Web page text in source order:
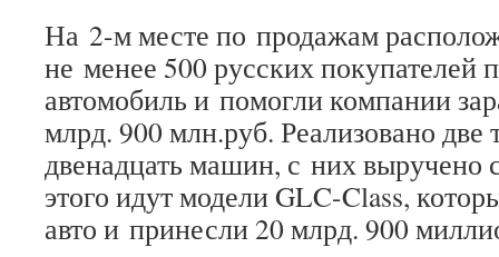
На 2-м месте по продажам
не менее 500 русских покупателей
автомобиль и помогли компании
млрд. 900 млн.руб. Реализовано две
двенадцать машин, с них выручено
этого идут модели GLC-Class,
авто и принесли 20 млрд. 900